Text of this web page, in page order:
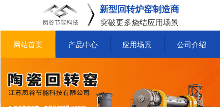
新型回转炉窑制造商
突破更多烧结应用场景
网站首页 产品中心 应用场景 公司介绍